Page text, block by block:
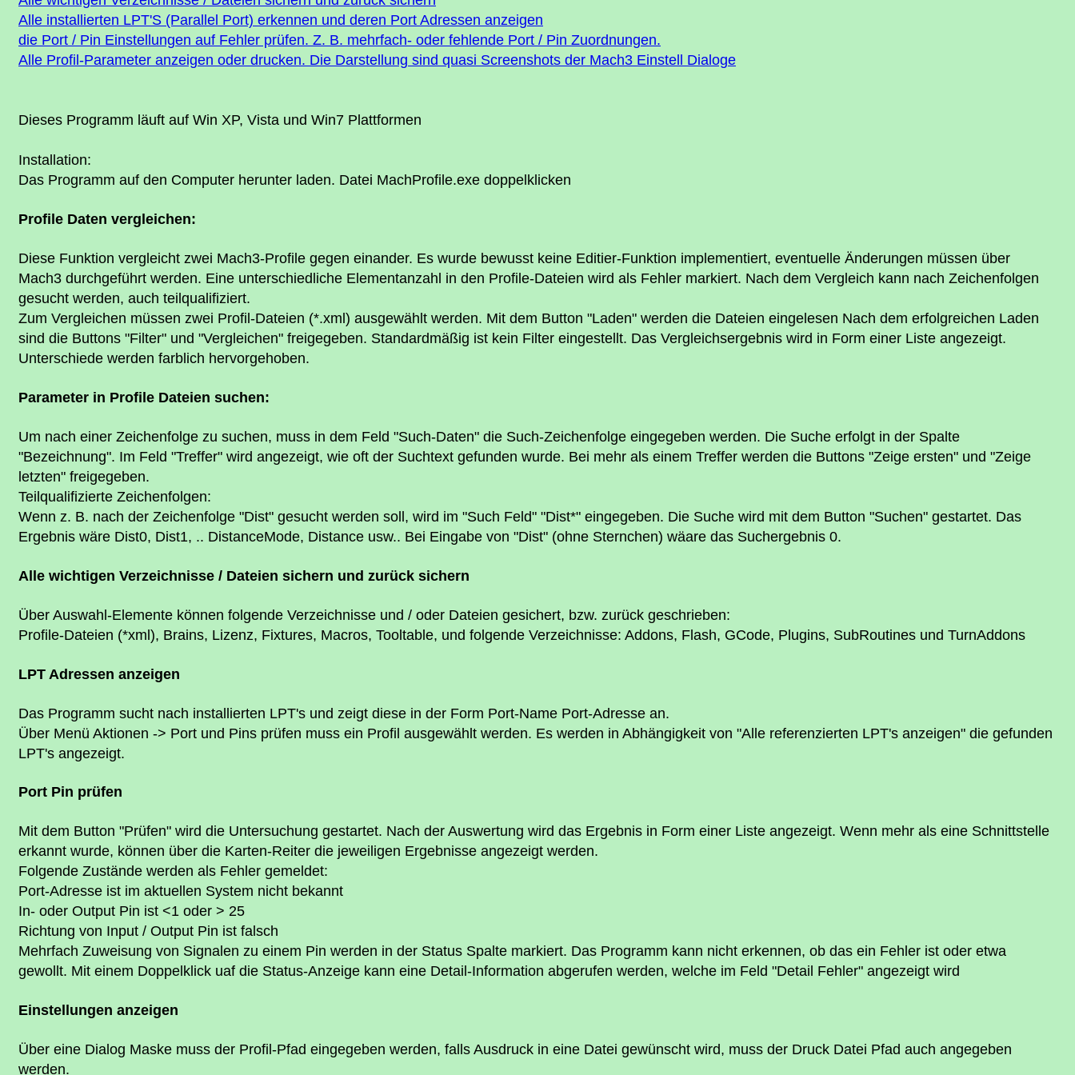
Alle installierten LPT'S (Parallel Port) erkennen und deren Port Adressen anzeigen
die Port / Pin Einstellungen auf Fehler prüfen. Z. B. mehrfach- oder fehlende Port / Pin Zuordnungen.
Alle Profil-Parameter anzeigen oder drucken. Die Darstellung sind quasi Screenshots der Mach3 Einstell Dialoge
Dieses Programm läuft auf Win XP, Vista und Win7 Plattformen
Installation:
Das Programm auf den Computer herunter laden. Datei MachProfile.exe doppelklicken
Profile Daten vergleichen:
Diese Funktion vergleicht zwei Mach3-Profile gegen einander. Es wurde bewusst keine Editier-Funktion implementiert, eventuelle Änderungen müssen über
Mach3 durchgeführt werden. Eine unterschiedliche Elementanzahl in den Profile-Dateien wird als Fehler markiert. Nach dem Vergleich kann nach Zeichenfolgen
gesucht werden, auch teilqualifiziert.
Zum Vergleichen müssen zwei Profil-Dateien (*.xml) ausgewählt werden. Mit dem Button "Laden" werden die Dateien eingelesen Nach dem erfolgreichen Laden
sind die Buttons "Filter" und "Vergleichen" freigegeben. Standardmäßig ist kein Filter eingestellt. Das Vergleichsergebnis wird in Form einer Liste angezeigt.
Unterschiede werden farblich hervorgehoben.
Parameter in Profile Dateien suchen:
Um nach einer Zeichenfolge zu suchen, muss in dem Feld "Such-Daten" die Such-Zeichenfolge eingegeben werden. Die Suche erfolgt in der Spalte
"Bezeichnung". Im Feld "Treffer" wird angezeigt, wie oft der Suchtext gefunden wurde. Bei mehr als einem Treffer werden die Buttons "Zeige ersten" und "Zeige
letzten" freigegeben.
Teilqualifizierte Zeichenfolgen:
Wenn z. B. nach der Zeichenfolge "Dist" gesucht werden soll, wird im "Such Feld" "Dist*" eingegeben. Die Suche wird mit dem Button "Suchen" gestartet. Das
Ergebnis wäre Dist0, Dist1, .. DistanceMode, Distance usw.. Bei Eingabe von "Dist" (ohne Sternchen) wäare das Suchergebnis 0.
Alle wichtigen Verzeichnisse / Dateien sichern und zurück sichern
Über Auswahl-Elemente können folgende Verzeichnisse und / oder Dateien gesichert, bzw. zurück geschrieben:
Profile-Dateien (*xml), Brains, Lizenz, Fixtures, Macros, Tooltable, und folgende Verzeichnisse: Addons, Flash, GCode, Plugins, SubRoutines und TurnAddons
LPT Adressen anzeigen
Das Programm sucht nach installierten LPT's und zeigt diese in der Form Port-Name Port-Adresse an.
Über Menü Aktionen -> Port und Pins prüfen muss ein Profil ausgewählt werden. Es werden in Abhängigkeit von "Alle referenzierten LPT's anzeigen" die gefunden
LPT's angezeigt.
Port Pin prüfen
Mit dem Button "Prüfen" wird die Untersuchung gestartet. Nach der Auswertung wird das Ergebnis in Form einer Liste angezeigt. Wenn mehr als eine Schnittstelle
erkannt wurde, können über die Karten-Reiter die jeweiligen Ergebnisse angezeigt werden.
Folgende Zustände werden als Fehler gemeldet:
Port-Adresse ist im aktuellen System nicht bekannt
In- oder Output Pin ist <1 oder > 25
Richtung von Input / Output Pin ist falsch
Mehrfach Zuweisung von Signalen zu einem Pin werden in der Status Spalte markiert. Das Programm kann nicht erkennen, ob das ein Fehler ist oder etwa
gewollt. Mit einem Doppelklick uaf die Status-Anzeige kann eine Detail-Information abgerufen werden, welche im Feld "Detail Fehler" angezeigt wird
Einstellungen anzeigen
Über eine Dialog Maske muss der Profil-Pfad eingegeben werden, falls Ausdruck in eine Datei gewünscht wird, muss der Druck Datei Pfad auch angegeben
werden.